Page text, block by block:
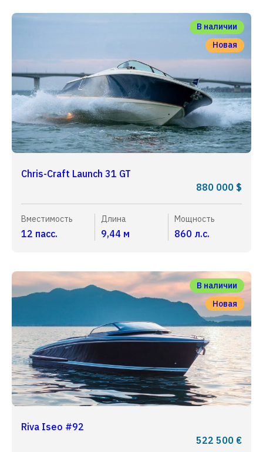
В наличии
Новая
Chris-Craft Launch 31 GT
880 000 $
Вместимость
12 пасс.
Длина
9,44 м
Мощность
860 л.с.
В наличии
Новая
Riva Iseo #92
522 500 €